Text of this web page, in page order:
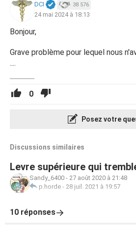
DCI 38 576
24 mai 2024 à 18:13
Bonjour,
Grave problème pour lequel nous
....
0
Posez votre
Discussions similaires
Levre supérieure qui
Sandy_6400 - 27 août 2020 à 21:48
p.horde - 28 juil. 2021 à 19:57
10 réponses